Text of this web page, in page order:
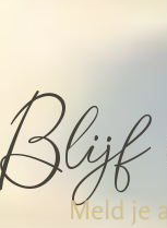
Blijf
Meld je